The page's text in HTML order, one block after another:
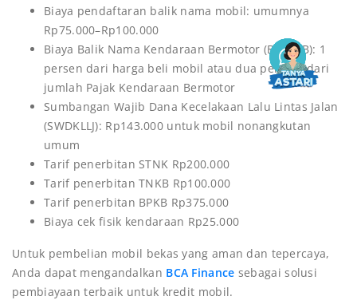
Biaya pendaftaran balik nama mobil: umumnya
Rp75.000–Rp100.000
Biaya Balik Nama Kendaraan Bermotor (BBN KB): 1
persen dari harga beli mobil atau dua per tiga dari
jumlah Pajak Kendaraan Bermotor
Sumbangan Wajib Dana Kecelakaan Lalu Lintas Jalan
(SWDKLLJ): Rp143.000 untuk mobil nonangkutan
umum
Tarif penerbitan STNK Rp200.000
Tarif penerbitan TNKB Rp100.000
Tarif penerbitan BPKB Rp375.000
Biaya cek fisik kendaraan Rp25.000
Untuk pembelian mobil bekas yang aman dan tepercaya,
Anda dapat mengandalkan BCA Finance sebagai solusi
pembiayaan terbaik untuk kredit mobil.